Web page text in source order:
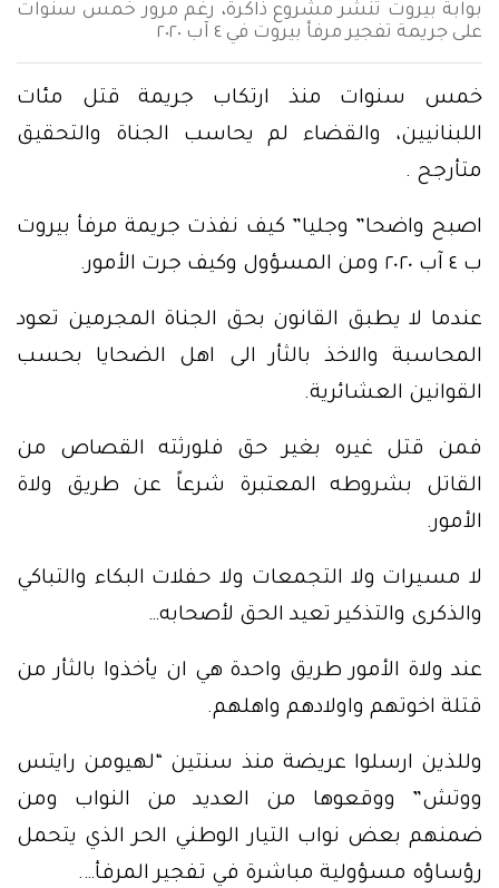
بوابة بيروت تنشر مشروع ذاكرة، رغم مرور خمس سنوات
على جريمة تفجير مرفأ بيروت في ٤ آب ٢٠٢٠
خمس سنوات منذ ارتكاب جريمة قتل مئات
اللبنانيين، والقضاء لم يحاسب الجناة والتحقيق
متأرجح .
اصبح واضحا” وجليا” كيف نفذت جريمة مرفأ بيروت
ب ٤ آب ٢٠٢٠ ومن المسؤول وكيف جرت الأمور.
عندما لا يطبق القانون بحق الجناة المجرمين تعود
المحاسبة والاخذ بالثأر الى اهل الضحايا بحسب
القوانين العشائرية.
فمن قتل غيره بغير حق فلورثته القصاص من
القاتل بشروطه المعتبرة شرعاً عن طريق ولاة
الأمور.
لا مسيرات ولا التجمعات ولا حفلات البكاء والتباكي
والذكرى والتذكير تعيد الحق لأصحابه…
عند ولاة الأمور طريق واحدة هي ان يأخذوا بالثأر من
قتلة اخوتهم واولادهم واهلهم.
وللذين ارسلوا عريضة منذ سنتين “لهيومن رايتس
ووتش” ووقعوها من العديد من النواب ومن
ضمنهم بعض نواب التيار الوطني الحر الذي يتحمل
رؤساؤه مسؤولية مباشرة في تفجير المرفأ….